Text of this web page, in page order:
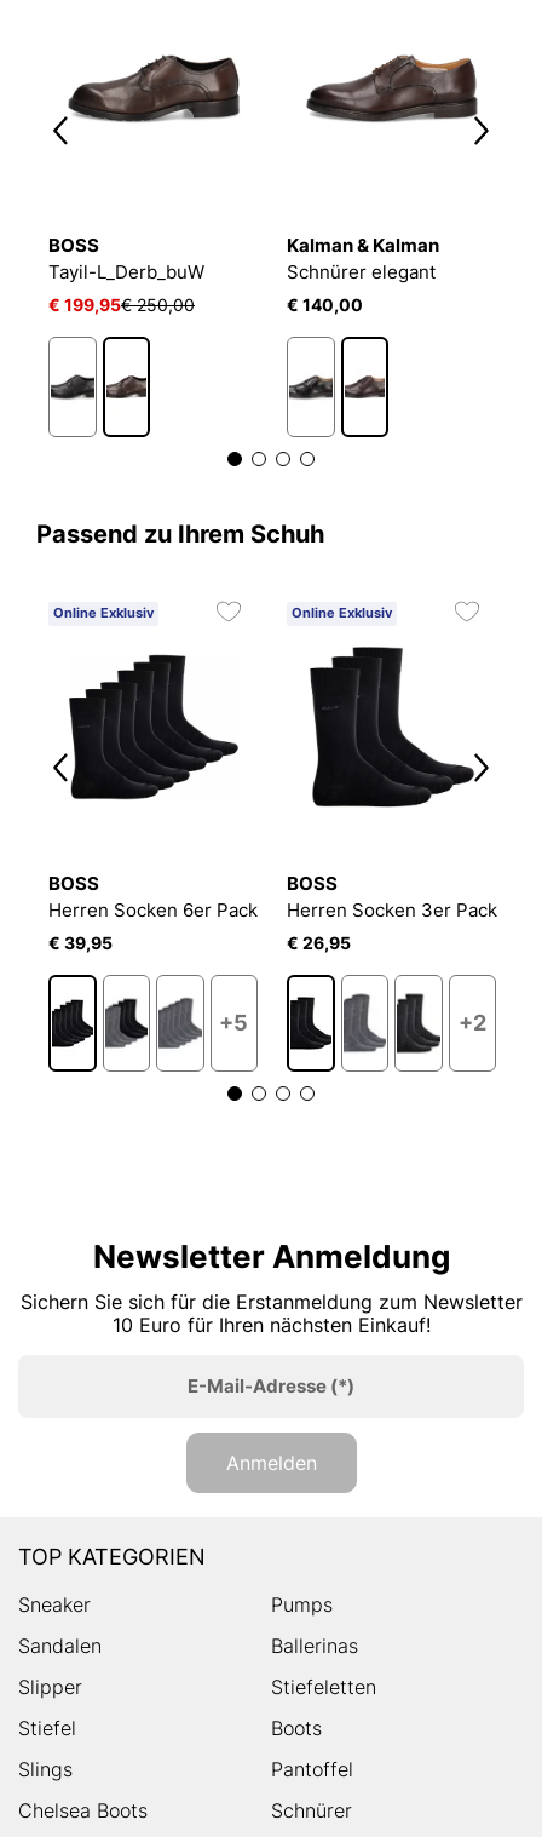
BOSS
Tayil-L_Derb_buW
€ 199,95€ 250,00
Kalman & Kalman
Schnürer elegant
€ 140,00
Passend zu Ihrem Schuh
Online Exklusiv
BOSS
Herren Socken 6er Pack
€ 39,95
+5
Online Exklusiv
BOSS
Herren Socken 3er Pack
€ 26,95
+2
Newsletter Anmeldung
Sichern Sie sich für die Erstanmeldung zum Newsletter
10 Euro für Ihren nächsten Einkauf!
E-Mail-Adresse (*)
Anmelden
TOP KATEGORIEN
Sneaker
Pumps
Sandalen
Ballerinas
Slipper
Stiefeletten
Stiefel
Boots
Slings
Pantoffel
Chelsea Boots
Schnürer